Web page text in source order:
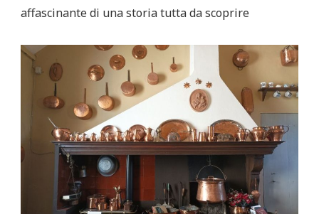
affascinante di una storia tutta da scoprire